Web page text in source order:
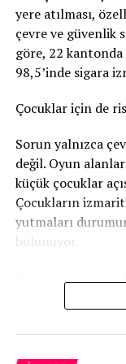
Nötigung
96 gün
para cezasıverdi.
Ancak adam
kaldığıiçin bu
geriye 24 günlük,
Bunun yanında
verildi.
frank diğer
gerekiyor.
Daha önce
yere atılması,
çevre ve güvenlik
göre, 22 kantonda
98,5’inde sigara
Çocuklar için de
Sorun yalnızca
değil. Oyun
küçük çocuklar
Çocukların
yutmaları
bulunuyor.
izmariti sorununa
Bern’den dikkat